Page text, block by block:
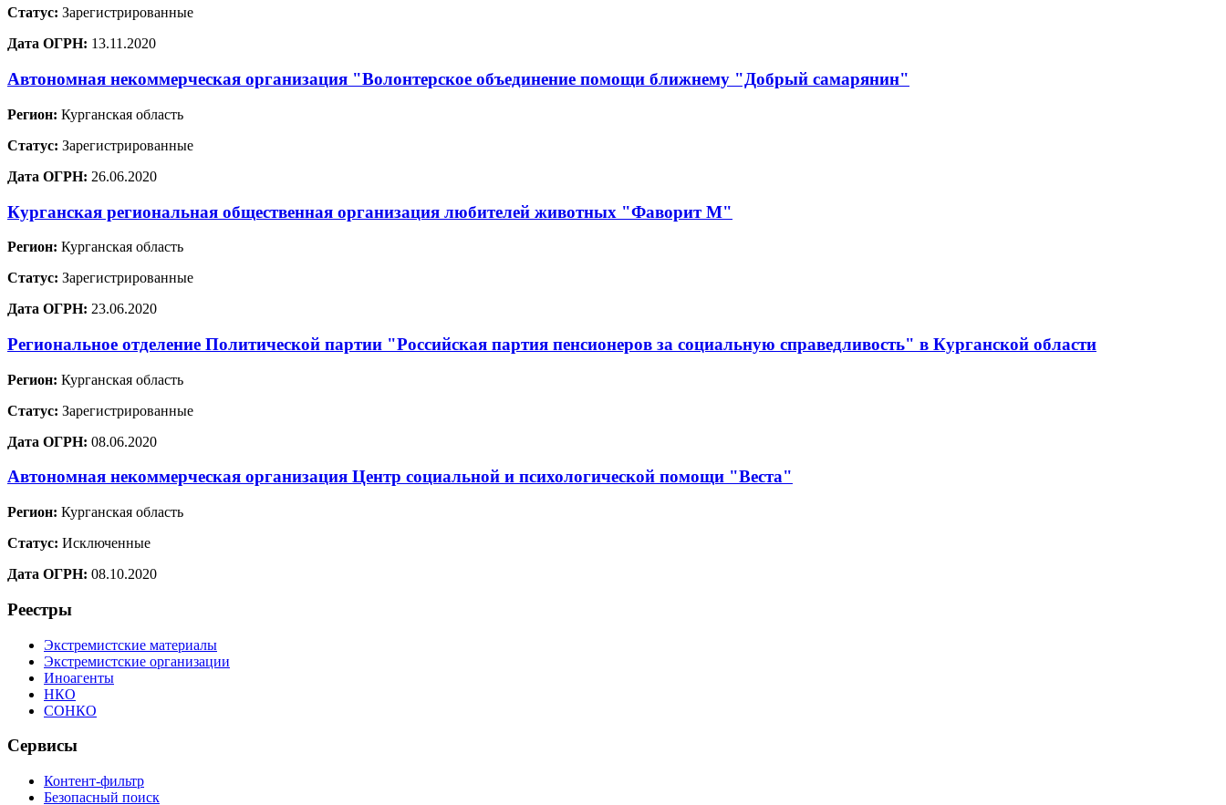
Статус: Зарегистрированные
Дата ОГРН: 13.11.2020
Автономная некоммерческая организация "Волонтерское объединение помощи ближнему "Добрый самарянин"
Регион: Курганская область
Статус: Зарегистрированные
Дата ОГРН: 26.06.2020
Курганская региональная общественная организация любителей животных "Фаворит М"
Регион: Курганская область
Статус: Зарегистрированные
Дата ОГРН: 23.06.2020
Региональное отделение Политической партии "Российская партия пенсионеров за социальную справедливость" в Курганской области
Регион: Курганская область
Статус: Зарегистрированные
Дата ОГРН: 08.06.2020
Автономная некоммерческая организация Центр социальной и психологической помощи "Веста"
Регион: Курганская область
Статус: Исключенные
Дата ОГРН: 08.10.2020
Реестры
Экстремистские материалы
Экстремистские организации
Иноагенты
НКО
СОНКО
Сервисы
Контент-фильтр
Безопасный поиск